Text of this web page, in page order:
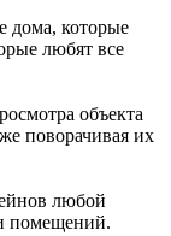
дома, которые
любят все
объекта
поворачивая их
любой
помещений.